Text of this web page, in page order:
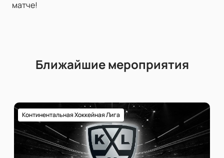
матче!
Ближайшие мероприятия
Континентальная Хоккейная Лига